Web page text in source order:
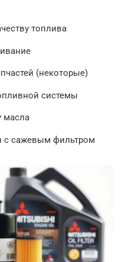
топлива
(некоторые)
системы
масла
сажевым фильтром